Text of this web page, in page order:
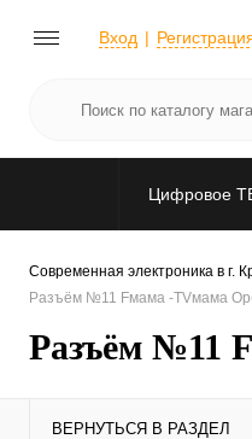
Вход
Цифровое
Современная электроника в г.
Разъём №11 Fмама -TVмама
Разъём №11
ВЕРНУТЬСЯ В РАЗДЕЛ